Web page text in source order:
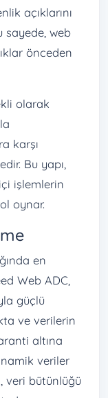
açıklarını
sayede, web
önceden
olarak
karşı
Bu yapı,
işlemlerin
oynar.
en
Web ADC,
güçlü
ve verilerin
altına
veriler
veri bütünlüğü